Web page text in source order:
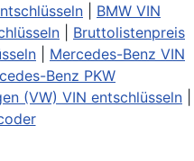
BMW VIN
Bruttolistenpreis
Mercedes-Benz VIN
Benz PKW
(VW) VIN entschlüsseln